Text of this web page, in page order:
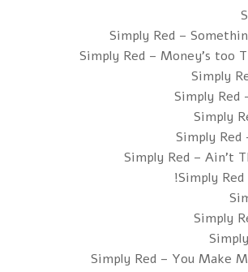
Simply Red –
Simply Red – Money’s too
Simply
Simply Red
Simply
Simply Red
Simply Red – Ain’t
Simply
Simply
Simply Red – You Make